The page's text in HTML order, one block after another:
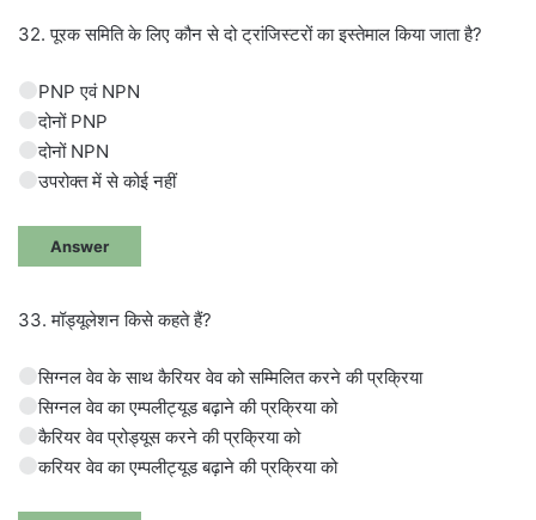
32. पूरक समिति के लिए कौन से दो ट्रांजिस्टरों का इस्तेमाल किया जाता है?
PNP एवं NPN
दोनों PNP
दोनों NPN
उपरोक्त में से कोई नहीं
Answer
33. मॉड्यूलेशन किसे कहते हैं?
सिग्नल वेव के साथ कैरियर वेव को सम्मिलित करने की प्रक्रिया
सिग्नल वेव का एम्पलीट्यूड बढ़ाने की प्रक्रिया को
कैरियर वेव प्रोड्यूस करने की प्रक्रिया को
करियर वेव का एम्पलीट्यूड बढ़ाने की प्रक्रिया को